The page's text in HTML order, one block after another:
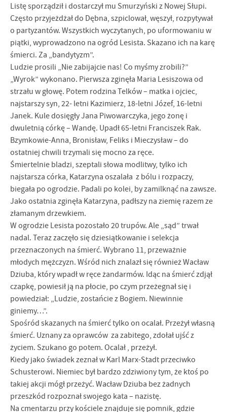
Listę sporządził i dostarczył mu Smurzyński z Nowej Słupi.
Często przyjeżdżał do Dębna, szpiclował, węszył, rozpytywał
o partyzantów. Wszystkich wyczytanych, po uformowaniu w
piątki, wyprowadzono na ogród Lesista. Skazano ich na karę
śmierci. Za „bandytyzm”.
Ludzie prosili „Nie zabijajcie nas! Co myśmy zrobili?”
„Wyrok” wykonano. Pierwsza zginęła Maria Lesiszowa od
strzału w głowę. Potem rodzina Telków – matka i ojciec,
najstarszy syn, 22- letni Kazimierz, 18-letni Józef, 16-letni
Janek. Kule dosięgły Jana Piwowarczyka, jego żonę i
dwuletnią córkę – Wandę. Upadł 65-letni Franciszek Rak.
Bzymkowie-Anna, Bronisław, Feliks i Mieczysław – do
ostatniej chwili trzymali się mocno za ręce.
Śmiertelnie bladzi, szeptali słowa modlitwy, tylko ich
najstarsza córka, Katarzyna oszalała z bólu i rozpaczy,
biegała po ogrodzie. Padali po kolei, by zamilknąć na zawsze.
Jako ostatnia zginęła Katarzyna, padłszy na ziemię razem ze
złamanym drzewkiem.
W ogrodzie Lesista pozostało 20 trupów. Ale „sąd” trwał
nadal. Teraz zaczęło się dziesiątkowanie i selekcja
przeznaczonych na śmierć. Wybrano 11, przeważnie
młodych mężczyzn. Wśród nich znalazł się również Wacław
Dziuba, który wpadł w ręce żandarmów. Idąc na śmierć zdjął
czapkę, powiesił ją na płocie, po czym przeżegnał się i
powiedział: „Ludzie, zostańcie z Bogiem. Niewinnie
giniemy…”.
Spośród skazanych na śmierć tylko on ocalał. Przeżył własną
śmierć. Uznany za oprawców za zabitego, zdołał ujść z
życiem. Szukano go potem. Ocalał , przeżył.
Kiedy jako świadek zeznał w Karl Marx-Stadt przeciwko
Schusterowi. Niemiec był bardzo zdziwiony tym, że ktoś po
takiej akcji mógł przeżyć. Wacław Dziuba bez żadnych
przeszkód rozpoznał swojego kata – nazistę.
Na cmentarzu przy kościele znajduje się pomnik, gdzie